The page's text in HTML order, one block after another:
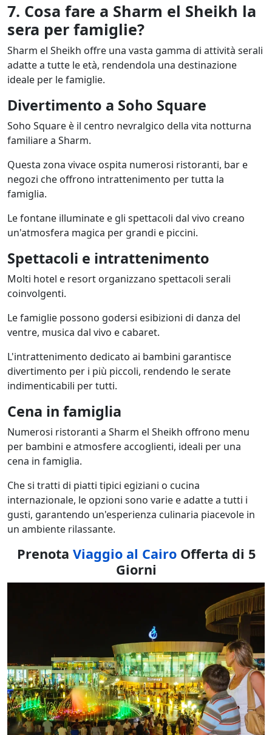
7. Cosa fare a Sharm el Sheikh la
sera per famiglie?
Sharm el Sheikh offre una vasta gamma di attività serali
adatte a tutte le età, rendendola una destinazione
ideale per le famiglie.
Divertimento a Soho Square
Soho Square è il centro nevralgico della vita notturna
familiare a Sharm.
Questa zona vivace ospita numerosi ristoranti, bar e
negozi che offrono intrattenimento per tutta la
famiglia.
Le fontane illuminate e gli spettacoli dal vivo creano
un'atmosfera magica per grandi e piccini.
Spettacoli e intrattenimento
Molti hotel e resort organizzano spettacoli serali
coinvolgenti.
Le famiglie possono godersi esibizioni di danza del
ventre, musica dal vivo e cabaret.
L'intrattenimento dedicato ai bambini garantisce
divertimento per i più piccoli, rendendo le serate
indimenticabili per tutti.
Cena in famiglia
Numerosi ristoranti a Sharm el Sheikh offrono menu
per bambini e atmosfere accoglienti, ideali per una
cena in famiglia.
Che si tratti di piatti tipici egiziani o cucina
internazionale, le opzioni sono varie e adatte a tutti i
gusti, garantendo un'esperienza culinaria piacevole in
un ambiente rilassante.
Prenota Viaggio al CairoOfferta di 5
Giorni